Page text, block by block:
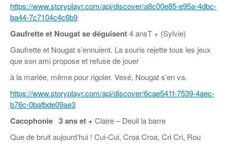
https://www.storyplayr.com/api/discover/a8c00e85-e95a-4dbc-
ba44-7c7104c4c6b9
Gaufrette et Nougat se déguisent4 ansT + (Sylvie)
Gaufrette et Nougat s’ennuient. La souris rejette tous les jeux
que son ami propose et refuse de jouer
à la mariée, même pour rigoler. Vexé, Nougat s’en va.
https://www.storyplayr.com/api/discover/6cae541f-7539-4aec-
b76c-0bafbde09ae3
Cacophonie 3 ans et + Claire – Deuil la barre
Que de bruit aujourd’hui ! Cui-Cui, Croa Croa, Cri Cri, Rou